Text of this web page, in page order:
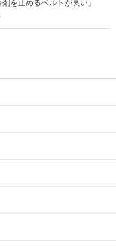
を止めるベルトが良い」